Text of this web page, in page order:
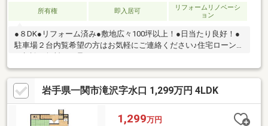
所有権 即入居可
リフォームリノベーシ
ョン
●８DK●リフォーム済み●敷地広々100坪以上！●日当たり良好！●
駐車場２台内覧希望の方はお気軽にご連絡ください♪住宅ローンの
岩手県一関市滝沢字水口 1,299万円 4LDK
1,299万円